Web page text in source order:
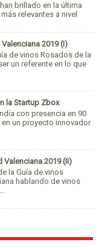
brillado en la última
relevantes a nivel
2019 (I)
de vinos Rosados de la
un referente en lo que
la Startup Zbox
con presencia en 90
un proyecto innovador
Valenciana 2019 (II)
la Guía de vinos
hablando de vinos